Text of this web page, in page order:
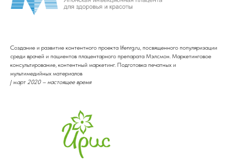
Создание и развитие контентного проекта lifenrg.ru, посвященного популяризации
среди врачей и пациентов плацентарного препарата Мэлсмон. Маркетинговое
консультирование, контентный маркетинг. Подготовка печатных и
мультимедийных материалов
/ март 2020 – настоящее время